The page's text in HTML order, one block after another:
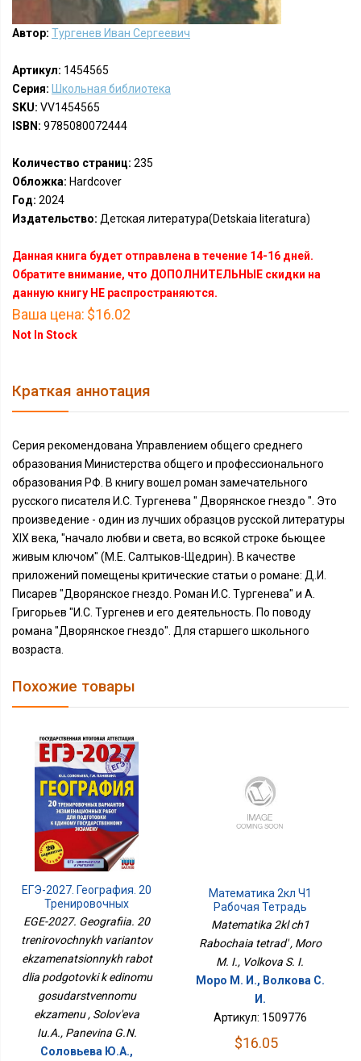
Автор: Тургенев Иван Сергеевич
Артикул: 1454565
Серия:
Школьная библиотека
SKU: VV1454565
ISBN: 9785080072444
Количество страниц: 235
Обложка: Hardcover
Год: 2024
Издательство: Детская литература(Detskaia literatura)
Данная книга будет отправлена в течение 14-16 дней.
Обратите внимание, что ДОПОЛНИТЕЛЬНЫЕ скидки на
данную книгу НЕ распространяются.
Ваша цена: $16.02
Not In Stock
Краткая аннотация
Серия рекомендована Управлением общего среднего
образования Министерства общего и профессионального
образования РФ. В книгу вошел роман замечательного
русского писателя И.С. Тургенева " Дворянское гнездо ". Это
произведение - один из лучших образцов русской литературы
XIX века, "начало любви и света, во всякой строке бьющее
живым ключом" (М.Е. Салтыков-Щедрин). В качестве
приложений помещены критические статьи о романе: Д.И.
Писарев "Дворянское гнездо. Роман И.С. Тургенева" и А.
Григорьев "И.С. Тургенев и его деятельность. По поводу
романа "Дворянское гнездо". Для старшего школьного
возраста.
Похожие товары
ЕГЭ-2027. География. 20
Тренировочных
Вариантов
Экзаменационных
Работ Для Подготовки К
Единому
Государственному
Экзамену
EGE-2027. Geografiia. 20
trenirovochnykh variantov
ekzamenatsionnykh rabot
dlia podgotovki k edinomu
gosudarstvennomu
ekzamenu , Solov'eva
Iu.A., Panevina G.N.
Соловьева Ю.А.,
Математика 2кл Ч1
Рабочая Тетрадь
Matematika 2kl ch1
Rabochaia tetrad' , Moro
M. I., Volkova S. I.
Моро М. И., Волкова С.
И.
Артикул: 1509776
$16.05